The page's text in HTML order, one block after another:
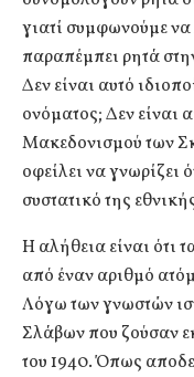
γιατί συμφωνούμε
παραπέμπει ρητά
Δεν είναι αυτό
ονόματος; Δεν είναι
Μακεδονισμού των
οφείλει να γνωρίζει
συστατικό της
Η αλήθεια είναι ότι
από έναν αριθμό
Λόγω των γνωστών
Σλάβων που ζούσαν
του 1940. Όπως